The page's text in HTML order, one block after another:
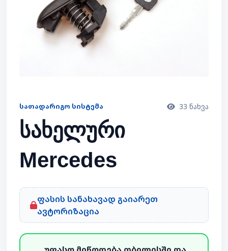
ᲡᲐᲗᲐᲓᲐᲠᲘᲒᲝ ᲡᲘᲡᲢᲔᲛᲐ 33 ნახვა
სახელური
Mercedes
ფასის სანახავად გაიარეთ
ავტორიზაცია